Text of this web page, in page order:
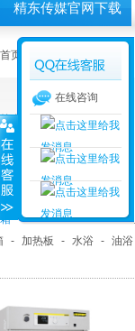
精东传媒官网下载
APP首页
首页
泰勀 - 天美Techcomp
- 培养箱 - 马弗炉/电
- 加热板 - 水浴 - 油浴
在线咨询